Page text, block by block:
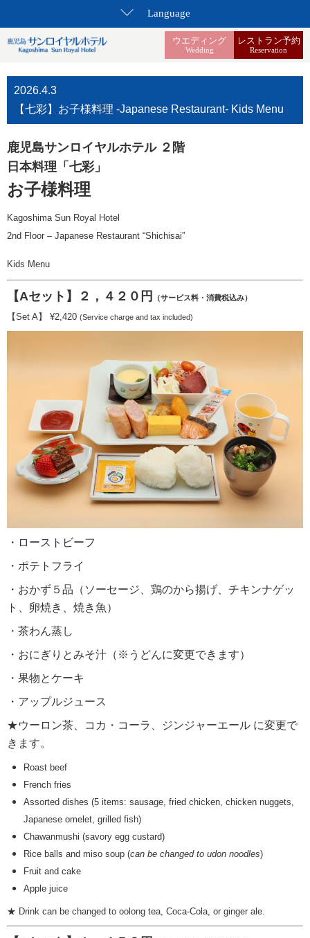
ウエディング
Wedding
レストラン予約
Reservation
Language
2026.4.3
【七彩】お子様料理 -Japanese Restaurant- Kids Menu
鹿児島サンロイヤルホテル ２階
日本料理「七彩」
お子様料理
Kagoshima Sun Royal Hotel
2nd Floor – Japanese Restaurant “Shichisai”
Kids Menu
【Aセット】２，４２０円 （サービス料・消費税込み）
【Set A】 ¥2,420 (Service charge and tax included)
・ローストビーフ
・ポテトフライ
・おかず５品（ソーセージ、鶏のから揚げ、チキンナゲッ
ト、卵焼き、焼き魚）
・茶わん蒸し
・おにぎりとみそ汁（※うどんに変更できます）
・果物とケーキ
・アップルジュース
★ウーロン茶、コカ・コーラ、ジンジャーエール に変更で
きます。
Roast beef
French fries
Assorted dishes (5 items: sausage, fried chicken, chicken nuggets,
Japanese omelet, grilled fish)
Chawanmushi (savory egg custard)
Rice balls and miso soup (can be changed to udon noodles)
Fruit and cake
Apple juice
★ Drink can be changed to oolong tea, Coca-Cola, or ginger ale.